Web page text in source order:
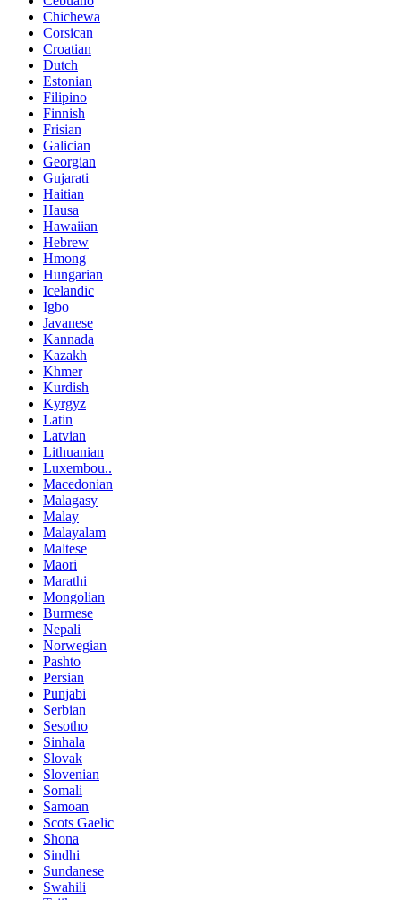
Chichewa
Corsican
Croatian
Dutch
Estonian
Filipino
Finnish
Frisian
Galician
Georgian
Gujarati
Haitian
Hausa
Hawaiian
Hebrew
Hmong
Hungarian
Icelandic
Igbo
Javanese
Kannada
Kazakh
Khmer
Kurdish
Kyrgyz
Latin
Latvian
Lithuanian
Luxembou..
Macedonian
Malagasy
Malay
Malayalam
Maltese
Maori
Marathi
Mongolian
Burmese
Nepali
Norwegian
Pashto
Persian
Punjabi
Serbian
Sesotho
Sinhala
Slovak
Slovenian
Somali
Samoan
Scots Gaelic
Shona
Sindhi
Sundanese
Swahili